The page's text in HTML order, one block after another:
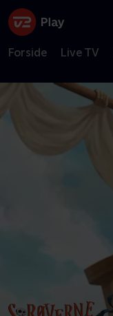
Forside Live TV